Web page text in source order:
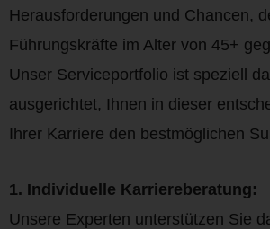
Herausforderungen und Chancen,
Führungskräfte im Alter von 45+
Unser Serviceportfolio ist speziell
ausgerichtet, Ihnen in dieser
Ihrer Karriere den bestmöglichen
1. Individuelle Karriereberatung:
Unsere Experten unterstützen Sie